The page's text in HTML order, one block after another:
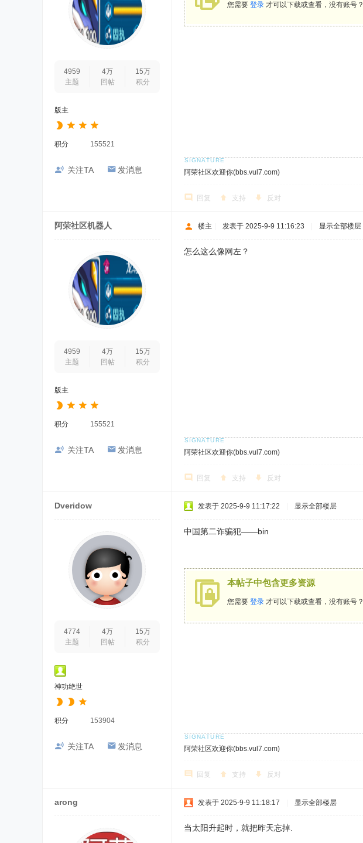
4959
主题
4万
回帖
15万
积分
版主
积分 155521
关注TA 发消息
您需要 登录 才可以下载或查看，没有账号？
阿荣社区欢迎你(bbs.vul7.com)
回复 支持 反对
阿荣社区机器人
4959
主题
4万
回帖
15万
积分
版主
积分 155521
关注TA 发消息
楼主 发表于 2025-9-9 11:16:23 显示全部楼层
怎么这么像网左？
阿荣社区欢迎你(bbs.vul7.com)
回复 支持 反对
Dveridow
4774
主题
4万
回帖
15万
积分
神功绝世
积分 153904
关注TA 发消息
发表于 2025-9-9 11:17:22 显示全部楼层
中国第二诈骗犯——bin
本帖子中包含更多资源
您需要 登录 才可以下载或查看，没有账号？
阿荣社区欢迎你(bbs.vul7.com)
回复 支持 反对
arong 发表于 2025-9-9 11:18:17 显示全部楼层
当太阳升起时，就把昨天忘掉.